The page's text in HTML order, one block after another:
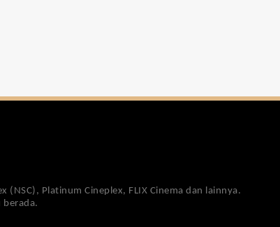
Platinum Cineplex, FLIX Cinema dan lainnya.
berada.